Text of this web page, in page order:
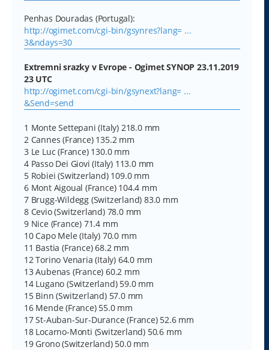
Penhas Douradas (Portugal):
http://ogimet.com/cgi-bin/gsynres?lang= ...
3&ndays=30
Extremni srazky v Evrope - Ogimet SYNOP 23.11.2019
23 UTC
http://ogimet.com/cgi-bin/gsynext?lang= ...
&Send=send
1 Monte Settepani (Italy) 218.0 mm
2 Cannes (France) 135.2 mm
3 Le Luc (France) 130.0 mm
4 Passo Dei Giovi (Italy) 113.0 mm
5 Robiei (Switzerland) 109.0 mm
6 Mont Aigoual (France) 104.4 mm
7 Brugg-Wildegg (Switzerland) 83.0 mm
8 Cevio (Switzerland) 78.0 mm
9 Nice (France) 71.4 mm
10 Capo Mele (Italy) 70.0 mm
11 Bastia (France) 68.2 mm
12 Torino Venaria (Italy) 64.0 mm
13 Aubenas (France) 60.2 mm
14 Lugano (Switzerland) 59.0 mm
15 Binn (Switzerland) 57.0 mm
16 Mende (France) 55.0 mm
17 St-Auban-Sur-Durance (France) 52.6 mm
18 Locarno-Monti (Switzerland) 50.6 mm
19 Grono (Switzerland) 50.0 mm